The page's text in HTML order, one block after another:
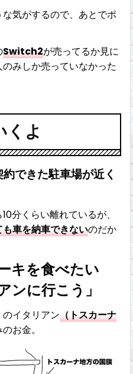
気がするので、あとでポ
Switch2が売ってるか見に
みしか売っていなかった
くよ
できた駐車場が近く
分くらい離れているが、
車を納車できないのだか
キを食べたい
ンに行こう」
イタリアン（トスカーナ
お金。